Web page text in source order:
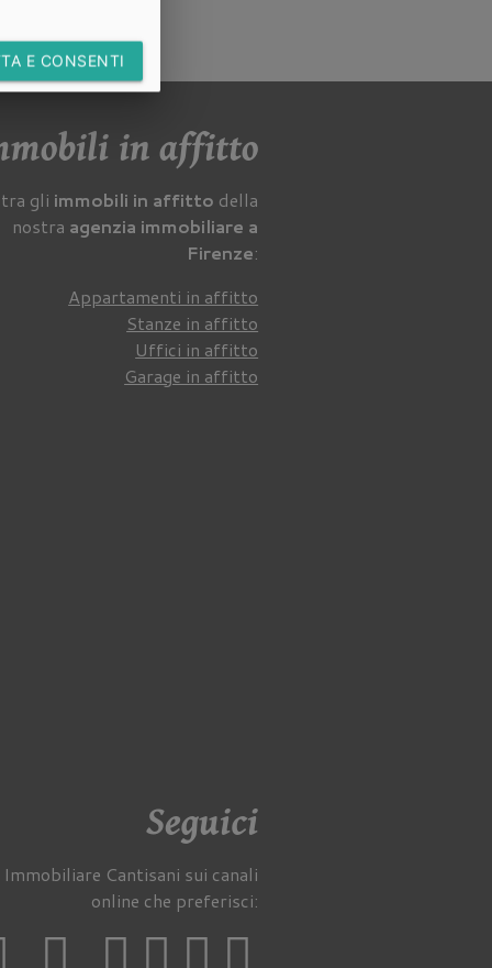
in affitto
gli immobili in affitto della
nostra agenzia immobiliare a
Firenze:
Appartamenti in affitto
Stanze in affitto
Uffici in affitto
Garage in affitto
Seguici
Immobiliare Cantisani sui canali
online che preferisci:
E CONSENTI